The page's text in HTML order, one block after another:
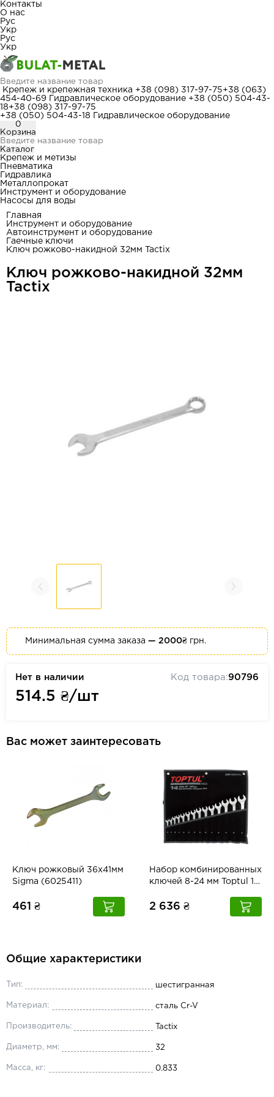
Контакты
О нас
Рус
Укр
Рус
Укр
Крепеж и крепежная техника +38 (098) 317-97-75+38 (063)
454-40-69
Гидравлическое оборудование +38 (050) 504-43-
18+38 (098) 317-97-75
+38 (050) 504-43-18
Гидравлическое оборудование
0
Корзина
Каталог
Крепеж и метизы
Пневматика
Гидравлика
Металлопрокат
Инструмент и оборудование
Насосы для воды
Главная
Инструмент и оборудование
Автоинструмент и оборудование
Гаечные ключи
Ключ рожково-накидной 32мм Tactix
Ключ рожково-накидной 32мм
Tactix
Минимальная сумма заказа — 2000₴ грн.
Нет в наличии
514.5 ₴/шт
Код товара:90796
Вас может заинтересовать
Ключ рожковый 36x41мм
Sigma (6025411)
461 ₴
Набор комбинированных
ключей 8-24 мм Toptul 14
2 636 ₴
Общие характеристики
Тип: шестигранная
Материал: сталь Cr-V
Производитель: Tactix
Диаметр, мм: 32
Масса, кг: 0.833